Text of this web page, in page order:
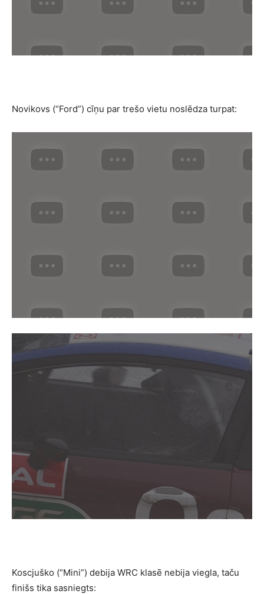
Novikovs (“Ford”) cīņu par trešo vietu noslēdza turpat:
Koscjuško (“Mini”) debija WRC klasē nebija viegla, taču
finišs tika sasniegts: